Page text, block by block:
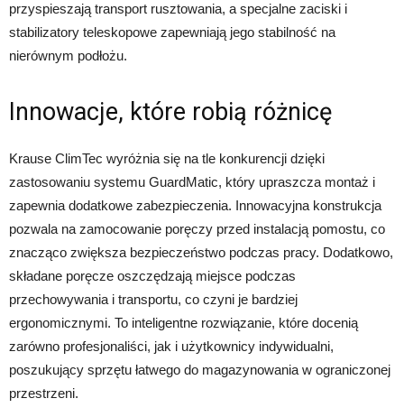
przyspieszają transport rusztowania, a specjalne zaciski i
stabilizatory teleskopowe zapewniają jego stabilność na
nierównym podłożu.
Innowacje, które robią różnicę
Krause ClimTec wyróżnia się na tle konkurencji dzięki
zastosowaniu systemu GuardMatic, który upraszcza montaż i
zapewnia dodatkowe zabezpieczenia. Innowacyjna konstrukcja
pozwala na zamocowanie poręczy przed instalacją pomostu, co
znacząco zwiększa bezpieczeństwo podczas pracy. Dodatkowo,
składane poręcze oszczędzają miejsce podczas
przechowywania i transportu, co czyni je bardziej
ergonomicznymi. To inteligentne rozwiązanie, które docenią
zarówno profesjonaliści, jak i użytkownicy indywidualni,
poszukujący sprzętu łatwego do magazynowania w ograniczonej
przestrzeni.